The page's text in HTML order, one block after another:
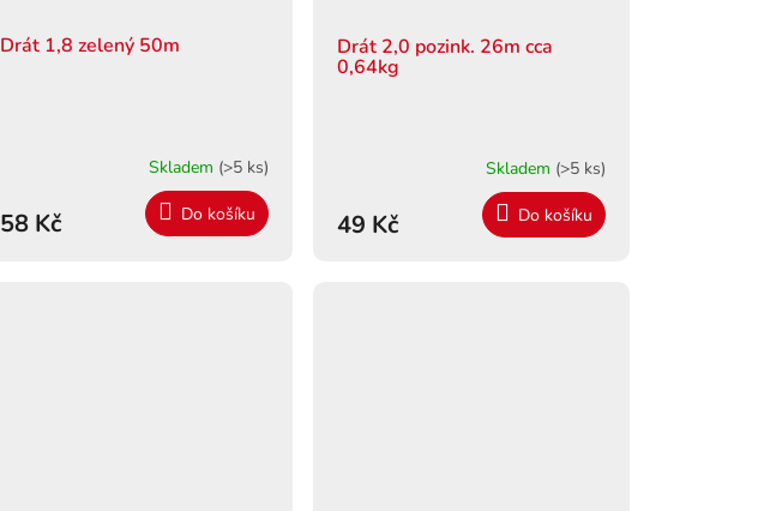
Drát 1,8 zelený 50m
Skladem (>5 ks)
58 Kč Do košíku
Drát 2,0 pozink. 26m cca
0,64kg
Skladem (>5 ks)
49 Kč Do košíku